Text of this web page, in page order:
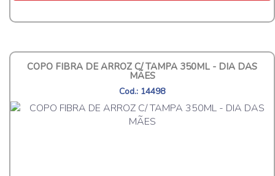
COPO FIBRA DE ARROZ C/ TAMPA 350ML - DIA DAS
MÃES
Cod.: 14498